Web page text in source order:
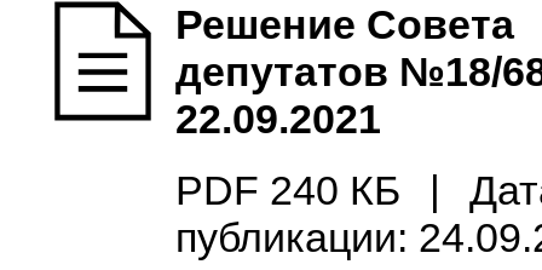
Решение Совета
депутатов №18/
22.09.2021
PDF 240 КБ
|
публикации: